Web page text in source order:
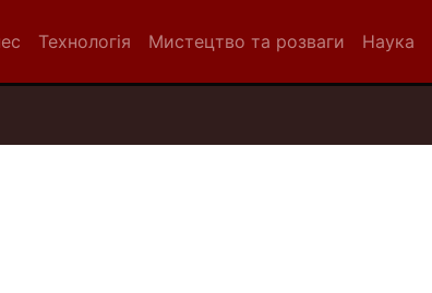
Технологія Мистецтво та розваги Наука